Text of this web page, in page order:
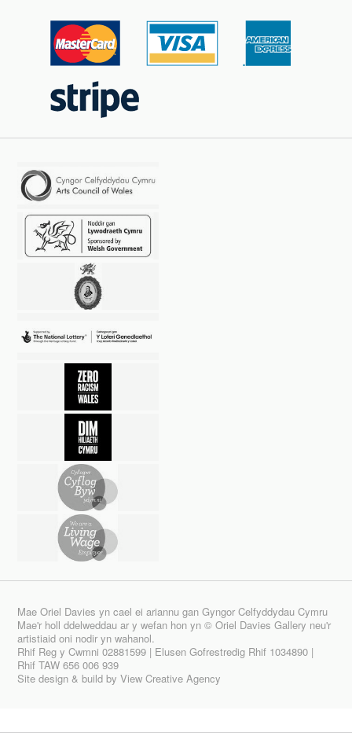
Mae Oriel Davies yn cael ei ariannu gan Gyngor Celfyddydau Cymru
Mae'r holl ddelweddau ar y wefan hon yn © Oriel Davies Gallery neu'r
artistiaid oni nodir yn wahanol.
Rhif Reg y Cwmni 02881599 | Elusen Gofrestredig Rhif 1034890 |
Rhif TAW 656 006 939
Site design & build byView Creative Agency